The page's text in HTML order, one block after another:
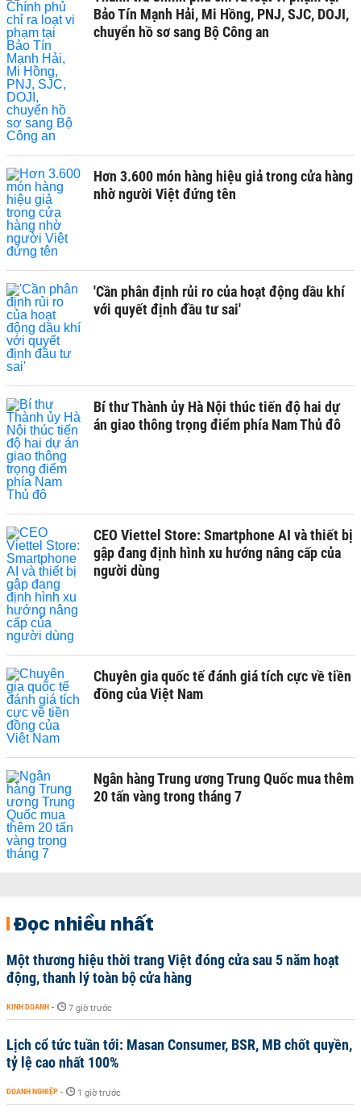
Bảo Tín Mạnh Hải, Mi Hồng, PNJ, SJC, DOJI,
chuyển hồ sơ sang Bộ Công an
Hơn 3.600 món hàng hiệu giả trong cửa hàng
nhờ người Việt đứng tên
'Cần phân định rủi ro của hoạt động dầu khí
với quyết định đầu tư sai'
Bí thư Thành ủy Hà Nội thúc tiến độ hai dự
án giao thông trọng điểm phía Nam Thủ đô
CEO Viettel Store: Smartphone AI và thiết bị
gập đang định hình xu hướng nâng cấp của
người dùng
Chuyên gia quốc tế đánh giá tích cực về tiền
đồng của Việt Nam
Ngân hàng Trung ương Trung Quốc mua thêm
20 tấn vàng trong tháng 7
Đọc nhiều nhất
Một thương hiệu thời trang Việt đóng cửa sau 5 năm hoạt
động, thanh lý toàn bộ cửa hàng
KINH DOANH - 7 giờ trước
Lịch cổ tức tuần tới: Masan Consumer, BSR, MB chốt quyền,
tỷ lệ cao nhất 100%
DOANH NGHIỆP - 1 giờ trước